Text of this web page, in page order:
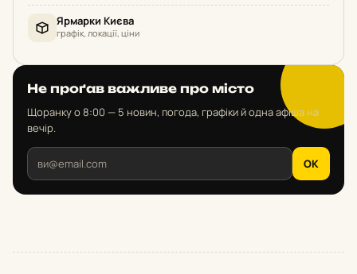
Ярмарки Києва
графік, локації, ціни
Не проґав важливе про місто
Щоранку о 8:00 — 5 новин, погода, графіки й одна афіша на
вечір.
OK